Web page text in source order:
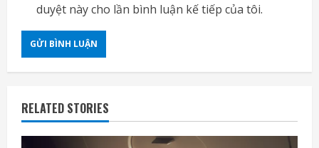
duyệt này cho lần bình luận kế tiếp của tôi.
RELATED STORIES